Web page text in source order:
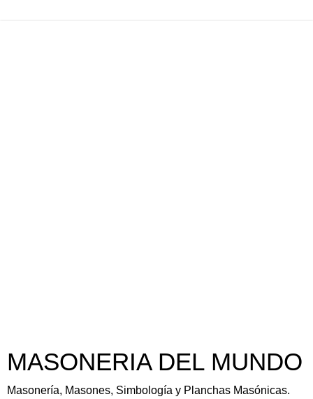
MASONERIA DEL MUNDO
Masonería, Masones, Simbología y Planchas Masónicas.